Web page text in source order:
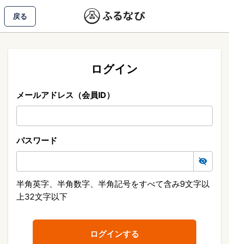
戻る
ログイン
メールアドレス（会員ID）
パスワード
半角英字、半角数字、半角記号をすべて含み9文字以
上32文字以下